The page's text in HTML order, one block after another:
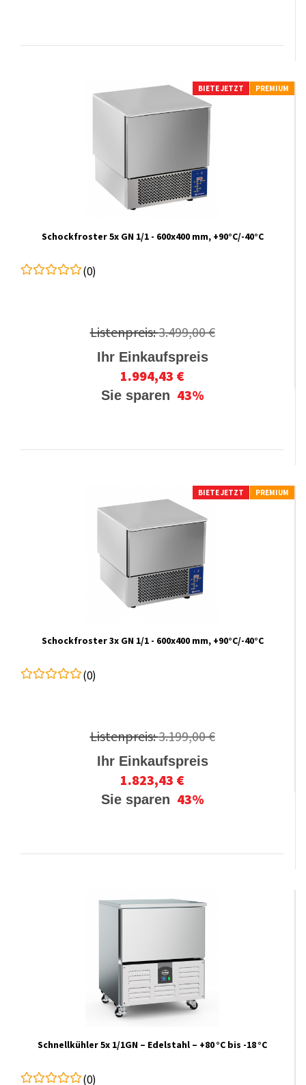
BIETE JETZT PREMIUM
Schockfroster 5x GN 1/1 - 600x400 mm, +90°C/-40°C
(0)
Listenpreis:3.499,00 €
Ihr Einkaufspreis
1.994,43 €
Sie sparen 43%
BIETE JETZT PREMIUM
Schockfroster 3x GN 1/1 - 600x400 mm, +90°C/-40°C
(0)
Listenpreis:3.199,00 €
Ihr Einkaufspreis
1.823,43 €
Sie sparen 43%
Schnellkühler 5x 1/1GN – Edelstahl – +80 °C bis -18 °C
(0)